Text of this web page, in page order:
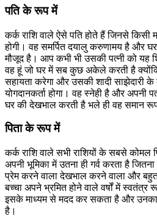
पति के रूप में
कर्क राशि वाले ऐसे पति होते हैं जिनसे किसी
होगी। वह समर्पित दयालु करुणामय है और
मौजूद है। आप कभी भी उसकी पत्नी को यह
वह हूं जो घर में सब कुछ अकेले करती है
सहायता करेगा और उसकी शादी साझेदारी
योगदानकर्ता होगा। वह स्नेही है और अपनी
घर की देखभाल करती है भले ही वह समान
पिता के रूप में
कर्क राशि वाले सभी राशियों के सबसे कोमल
अपनी भूमिका में उतना ही गर्व करता है
प्रेम करने वाला देखभाल करने वाला और
बच्चा अपने भ्रमित होने वाले वर्षों में
इसके माध्यम से मदद कर सकता है और
है।